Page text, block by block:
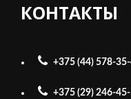
КОНТАКТЫ
+375 (44) 578-
+375 (29) 246-